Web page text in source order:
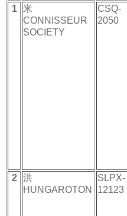
1
米
CONNISSEUR
SOCIETY
CSQ-
2050
2
洪
HUNGAROTON
SLPX-
12123